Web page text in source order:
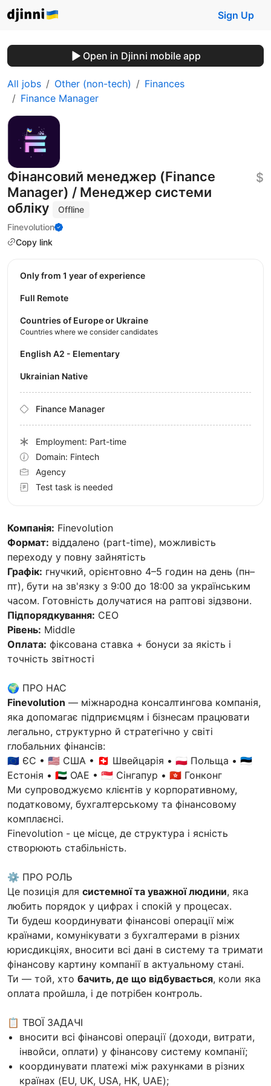
Sign Up
Open in Djinni mobile app
All jobs Other (non-tech)
Finances
Finance Manager
Фінансовий менеджер (Finance
Manager) / Менеджер системи
обліку
Offline
Finevolution
Copy link
$
Компанія: Finevolution
Формат: віддалено (part-time), можливість
переходу у повну зайнятість
Графік: гнучкий, орієнтовно 4–5 годин на день (пн–
пт), бути на зв'язку з 9:00 до 18:00 за українським
часом. Готовність долучатися на раптові зідзвони.
Підпорядкування: CEO
Рівень: Middle
Оплата: фіксована ставка + бонуси за якість і
точність звітності
🌍 ПРО НАС
Finevolution — міжнародна консалтингова компанія,
яка допомагає підприємцям і бізнесам працювати
легально, структурно й стратегічно у світі
глобальних фінансів:
🇪🇺 ЄС • 🇺🇸 США • 🇨🇭 Швейцарія • 🇵🇱 Польща • 🇪🇪
Естонія • 🇦🇪 ОАЕ • 🇸🇬 Сінгапур • 🇭🇰 Гонконг
Ми супроводжуємо клієнтів у корпоративному,
податковому, бухгалтерському та фінансовому
комплаєнсі.
Finevolution - це місце, де структура і ясність
створюють стабільність.
⚙️ ПРО РОЛЬ
Це позиція для системної та уважної людини, яка
любить порядок у цифрах і спокій у процесах.
Ти будеш координувати фінансові операції між
країнами, комунікувати з бухгалтерами в різних
юрисдикціях, вносити всі дані в систему та тримати
фінансову картину компанії в актуальному стані.
Ти — той, хто бачить, де що відбувається, коли яка
оплата пройшла, і де потрібен контроль.
📋 ТВОЇ ЗАДАЧІ
вносити всі фінансові операції (доходи, витрати,
інвойси, оплати) у фінансову систему компанії;
координувати платежі між рахунками в різних
країнах (EU, UK, USA, HK, UAE);
Only from 1 year of experience
Full Remote
Countries of Europe or Ukraine
Countries where we consider candidates
English A2 - Elementary
Ukrainian Native
Finance Manager
Employment: Part-time
Domain: Fintech
Agency
Test task is needed